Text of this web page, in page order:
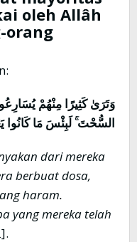
oleh Allâh
orang
وَتَرَىٰ كَثِيرًا مِنْهُمْ
السُّحْتَ ۚ لَبِئْسَ مَا كَانُوا
dari mereka
berbuat dosa,
haram.
yang mereka telah